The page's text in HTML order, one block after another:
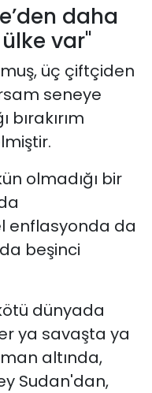
daha
var"
üç çiftçiden
seneye
olmadığı bir
enflasyonda da
beşinci
dünyada
ya savaşta ya
altında,
Sudan'dan,